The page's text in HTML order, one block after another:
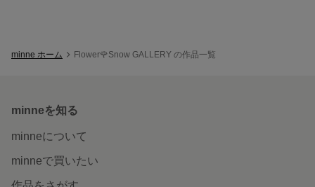
minne ホーム Flower🌹Snow GALLERY の作品一覧
minneを知る
minneについて
minneで買いたい